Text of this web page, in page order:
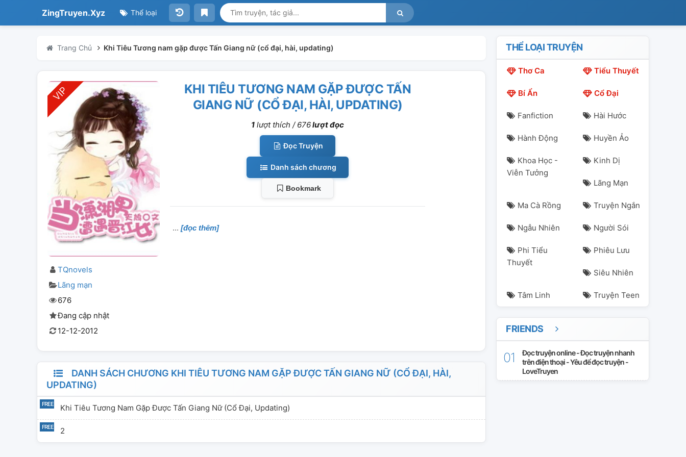
ZingTruyen.Xyz Thể loại
Trang Chủ Khi Tiêu Tương nam gặp được Tấn Giang nữ (cổ đại, hài, updating)
TQnovels
Lãng mạn
676
Đang cập nhật
12-12-2012
KHI TIÊU TƯƠNG NAM GẶP ĐƯỢC TẤN
GIANG NỮ (CỔ ĐẠI, HÀI, UPDATING)
1 lượt thích / 676lượt đọc
Đọc Truyện
Danh sách chương
Bookmark
[đọc thêm]
DANH SÁCH CHƯƠNG KHI TIÊU TƯƠNG NAM GẶP ĐƯỢC TẤN GIANG NỮ (CỔ ĐẠI, HÀI,
UPDATING)
Khi Tiêu Tương Nam Gặp Được Tấn Giang Nữ (cổ Đại, Updating)
2
THỂ LOẠI TRUYỆN
Thơ Ca Tiểu Thuyết
Bí Ẩn Cổ Đại
Fanfiction Hài Hước
Hành Động Huyền Ảo
Khoa Học -
Viễn Tưởng
Kinh Dị
Lãng Mạn
Ma Cà Rồng Truyện Ngắn
Ngẫu Nhiên Người Sói
Phi Tiểu
Thuyết
Phiêu Lưu
Siêu Nhiên
Tâm Linh Truyện Teen
FRIENDS
Đọc truyện online - Đọc truyện nhanh
trên điện thoại - Yêu để đọc truyện -
LoveTruyen